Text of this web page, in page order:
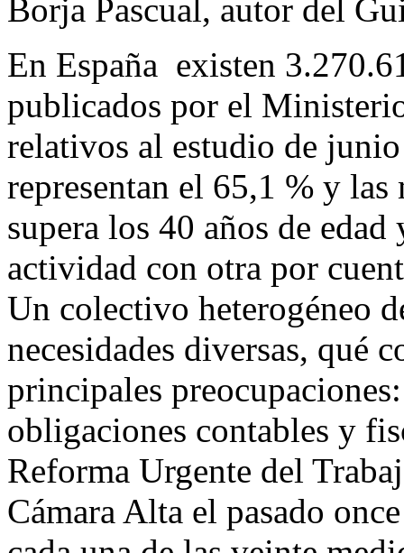
Borja Pascual, autor del
En España existen
publicados por el
relativos al estudio de
representan el 65,1 % y
supera los 40 años de
actividad con otra por
Un colectivo heterogéneo
necesidades diversas, qué
principales
obligaciones contables y
Reforma Urgente del
Cámara Alta el pasado